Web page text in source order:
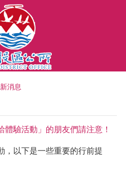
消息
驗活動」的朋友們請注意！
，以下是一些重要的行前提